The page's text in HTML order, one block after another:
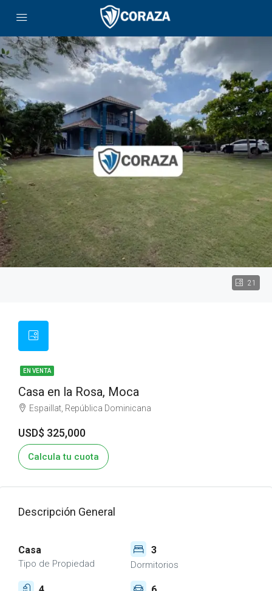
21
EN VENTA
Casa en la Rosa, Moca
Espaillat, República Dominicana
USD$ 325,000
Calcula tu cuota
Descripción General
Casa
Tipo de Propiedad
3
Dormitorios